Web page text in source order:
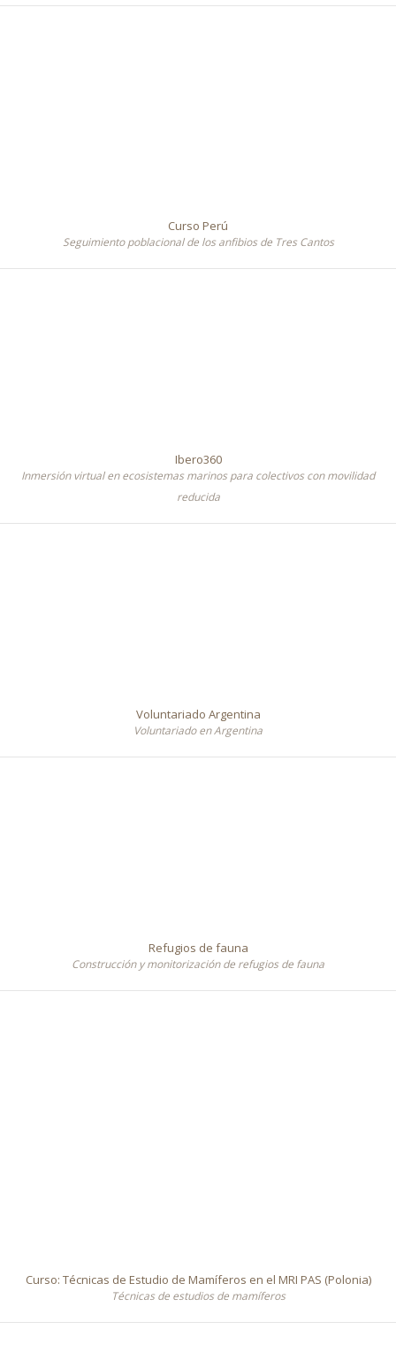
Curso Perú
Seguimiento poblacional de los anfibios de Tres Cantos
Ibero360
Inmersión virtual en ecosistemas marinos para colectivos con movilidad
reducida
Voluntariado Argentina
Voluntariado en Argentina
Refugios de fauna
Construcción y monitorización de refugios de fauna
Curso: Técnicas de Estudio de Mamíferos en el MRI PAS (Polonia)
Técnicas de estudios de mamíferos